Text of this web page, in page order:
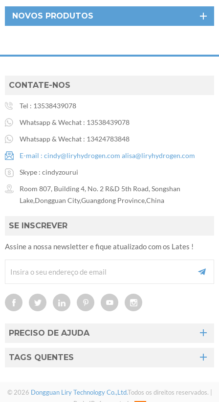
NOVOS PRODUTOS
CONTATE-NOS
Tel : 13538439078
Whatsapp & Wechat : 13538439078
Whatsapp & Wechat : 13424783848
E-mail : cindy@liryhydrogen.com alisa@liryhydrogen.com
Skype : cindyzourui
Room 807, Building 4, No. 2 R&D 5th Road, Songshan
Lake,Dongguan City,Guangdong Province,China
SE INSCREVER
Assine a nossa newsletter e fique atualizado com os Lates !
PRECISO DE AJUDA
TAGS QUENTES
© 2026 Dongguan Liry Technology Co.,Ltd.Todos os direitos reservados. |